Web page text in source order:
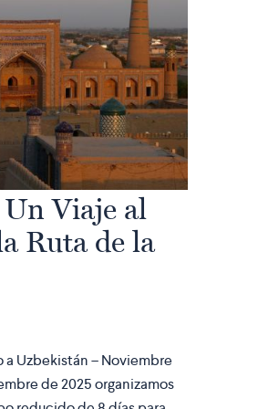
Viaje al
Ruta de la
Uzbekistán – Noviembre
de 2025 organizamos